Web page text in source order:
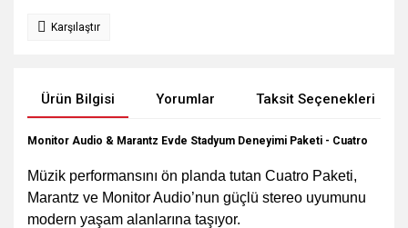
Karşılaştır
Ürün Bilgisi Yorumlar Taksit Seçenekleri
Monitor Audio & Marantz Evde Stadyum Deneyimi Paketi - Cuatro
Müzik performansını ön planda tutan Cuatro Paketi,
Marantz ve Monitor Audio’nun güçlü stereo uyumunu
modern yaşam alanlarına taşıyor.